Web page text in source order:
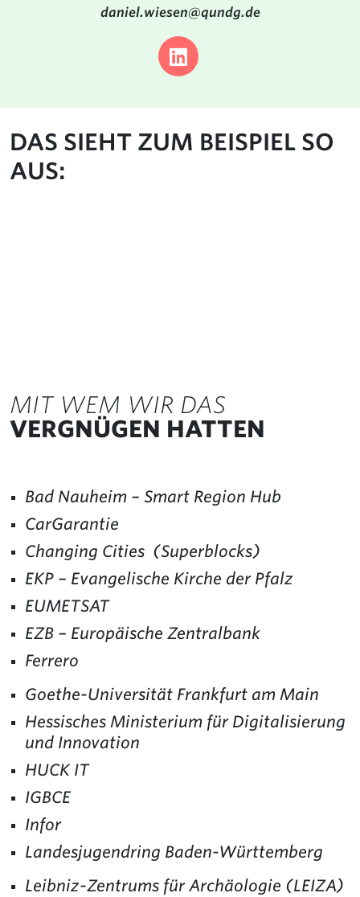
daniel.wiesen@qundg.de
DAS SIEHT ZUM BEISPIEL SO
AUS:
MIT WEM WIR DAS
VERGNÜGEN HATTEN
Bad Nauheim – Smart Region Hub
CarGarantie
Changing Cities (Superblocks)
EKP – Evangelische Kirche der Pfalz
EUMETSAT
EZB – Europäische Zentralbank
Ferrero
Goethe-Universität Frankfurt am Main
Hessisches Ministerium für Digitalisierung
und Innovation
HUCK IT
IGBCE
Infor
Landesjugendring Baden-Württemberg
Leibniz-Zentrums für Archäologie (LEIZA)